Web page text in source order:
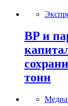
BP и
тонн
Медиа